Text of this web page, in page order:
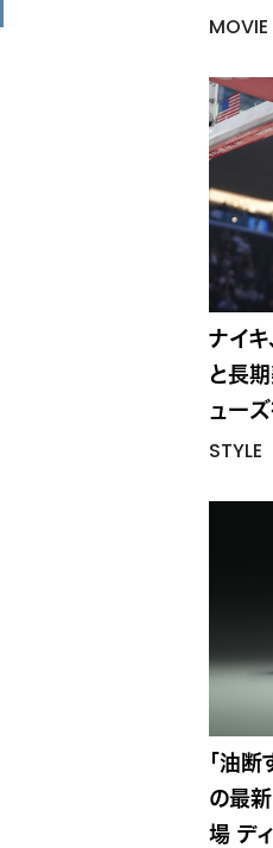
MOVIE
ナイキ
と長
ュー
STYLE
「油断
の最新
場 デ